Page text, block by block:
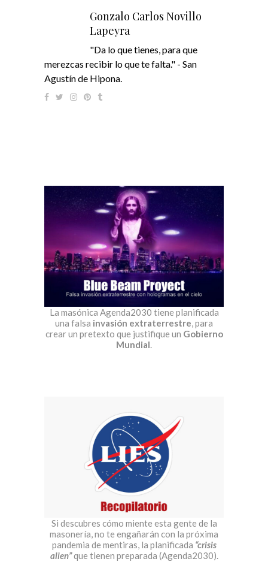
Gonzalo Carlos Novillo
Lapeyra
"Da lo que tienes, para que
merezcas recibir lo que te falta." - San
Agustín de Hipona.
La masónica Agenda2030 tiene planificada
una falsa invasión extraterrestre, para
crear un pretexto que justifique un Gobierno
Mundial.
Si descubres cómo miente esta gente de la
masonería, no te engañarán con la próxima
pandemia de mentiras, la planificada “crisis
alien”que tienen preparada (Agenda2030).